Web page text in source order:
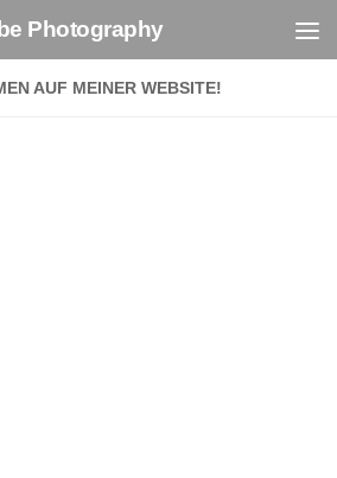
Photography
AUF MEINER WEBSITE!